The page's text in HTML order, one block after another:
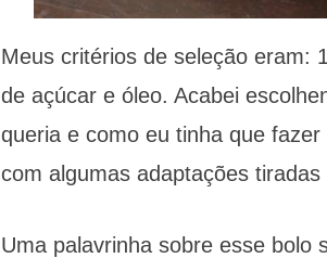
Meus critérios de seleção eram:
de açúcar e óleo. Acabei
queria e como eu tinha que
com algumas adaptações
Uma palavrinha sobre esse bolo